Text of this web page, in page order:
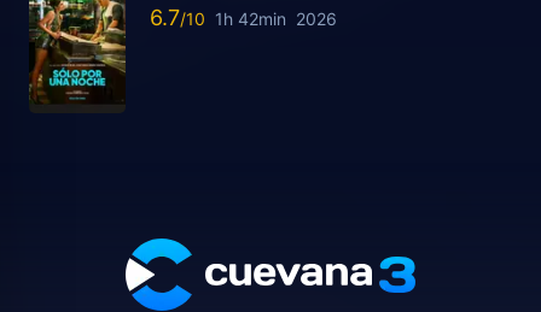
6.7 1h 42min 2026